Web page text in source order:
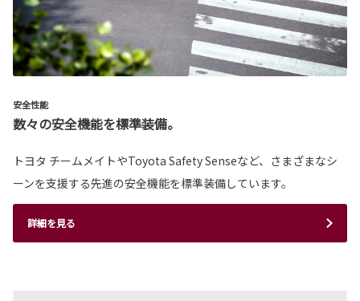
安全性能
数々の安全機能を標準装備。
トヨタ チームメイトやToyota Safety Senseなど、さまざまなシ
ーンを支援する先進の安全機能を標準装備しています。
詳細を見る